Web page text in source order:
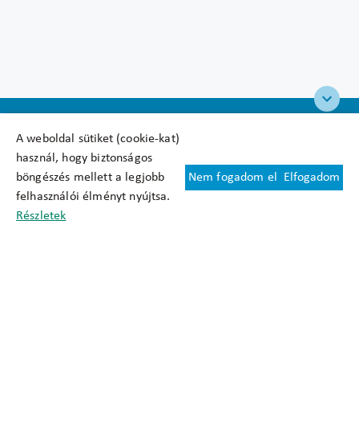
A weboldal sütiket (cookie-kat)
használ, hogy biztonságos
böngészés mellett a legjobb
felhasználói élményt nyújtsa.
Részletek
Nem fogadom el Elfogadom
Felhasználási feltételek